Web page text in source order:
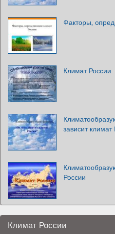
Факторы,
Климат России
зависит климат
России
Климат России